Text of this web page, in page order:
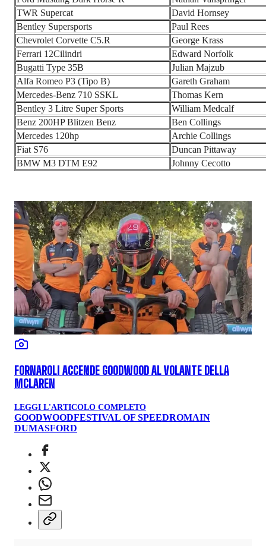
TWR Supercat
David Hornsey
Bentley Supersports
Paul Rees
Chevrolet Corvette C5.R
George Krass
Ferrari 12Cilindri
Edward Norfolk
Bugatti Type 35B
Julian Majzub
Alfa Romeo P3 (Tipo B)
Gareth Graham
Mercedes-Benz 710 SSKL
Thomas Kern
Bentley 3 Litre Super Sports
William Medcalf
Benz 200HP Blitzen Benz
Ben Collings
Mercedes 120hp
Archie Collings
Fiat S76
Duncan Pittaway
BMW M3 DTM E92
Johnny Cecotto
FORNAROLI ACCENDE GOODWOOD AL VOLANTE DELLA
MCLAREN
LEGGI L'ARTICOLO COMPLETO
GOODWOODFESTIVAL OF SPEEDROMAIN
DUMASFORD